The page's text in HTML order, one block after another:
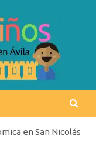
en San Nicolás